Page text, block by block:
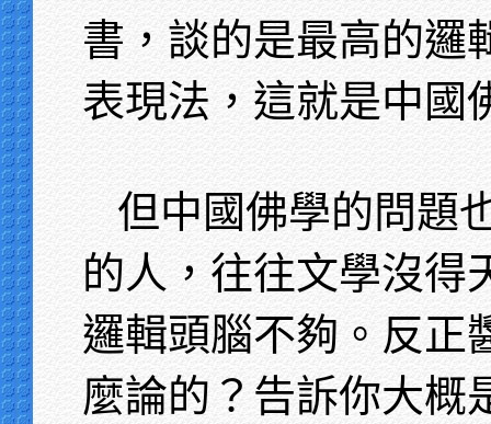
書，談的是最高的邏
表現法，這就是中國
但中國佛學的問題
的人，往往文學沒得
邏輯頭腦不夠。反正
麼論的？告訴你大概